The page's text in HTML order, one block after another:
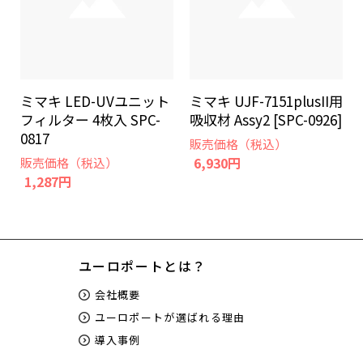
ミマキ LED-UVユニット
フィルター 4枚入 SPC-
0817
販売価格（税込）
1,287円
ミマキ UJF-7151plusII用
吸収材 Assy2 [SPC-0926]
販売価格（税込）
6,930円
ユーロポートとは？
会社概要
ユーロポートが選ばれる理由
導入事例